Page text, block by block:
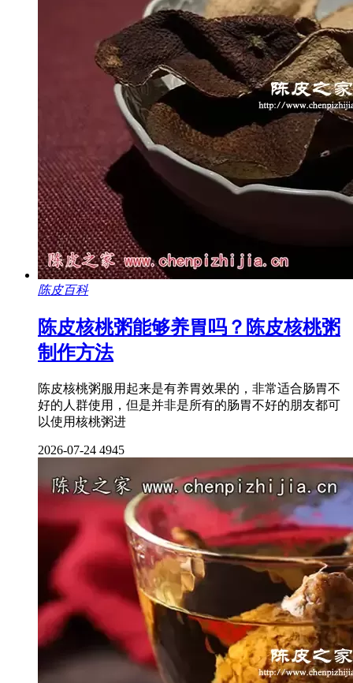
陈皮百科
陈皮核桃粥能够养胃吗？陈皮核桃粥
制作方法
陈皮核桃粥服用起来是有养胃效果的，非常适合肠胃不
好的人群使用，但是并非是所有的肠胃不好的朋友都可
以使用核桃粥进
2026-07-24 4945